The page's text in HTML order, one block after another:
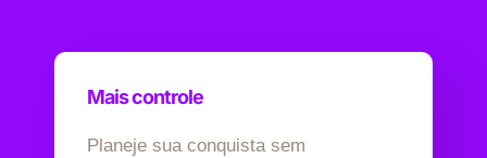
Mais controle
Planeje sua conquista sem